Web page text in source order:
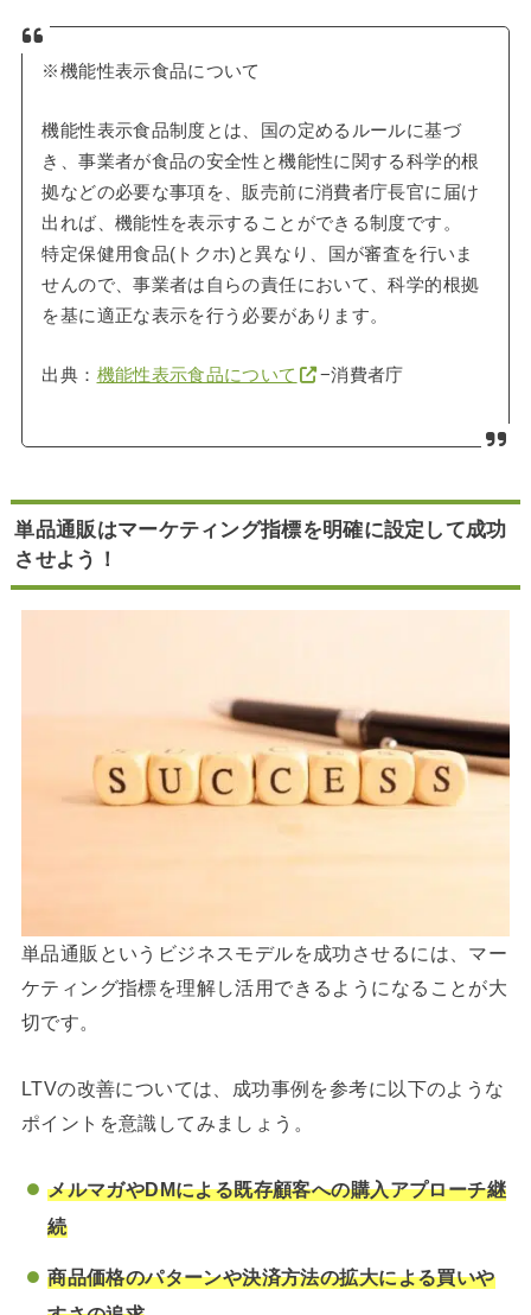
※機能性表示食品について
機能性表示食品制度とは、国の定めるルールに基づ
き、事業者が食品の安全性と機能性に関する科学的根
拠などの必要な事項を、販売前に消費者庁長官に届け
出れば、機能性を表示することができる制度です。
特定保健用食品(トクホ)と異なり、国が審査を行いま
せんので、事業者は自らの責任において、科学的根拠
を基に適正な表示を行う必要があります。
出典： 機能性表示食品について −消費者庁
単品通販はマーケティング指標を明確に設定して成功
させよう！
単品通販というビジネスモデルを成功させるには、マー
ケティング指標を理解し活用できるようになることが大
切です。
LTVの改善については、成功事例を参考に以下のような
ポイントを意識してみましょう。
メルマガやDMによる既存顧客への購入アプローチ継
続
商品価格のパターンや決済方法の拡大による買いや